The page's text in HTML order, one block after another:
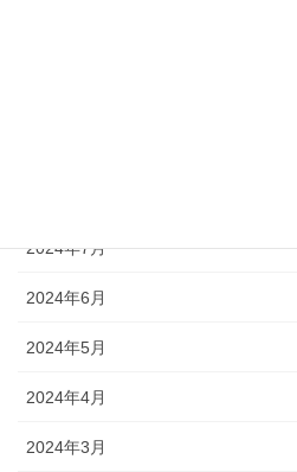
2024年7月
2024年6月
2024年5月
2024年4月
2024年3月